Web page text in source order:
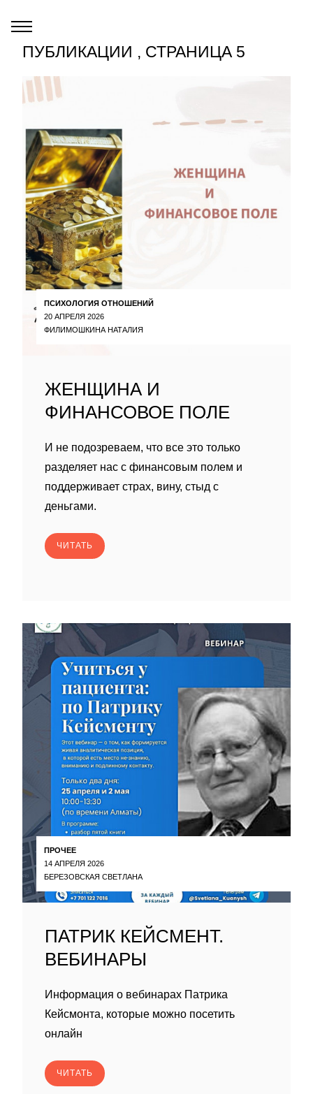
ПУБЛИКАЦИИ , СТРАНИЦА 5
ПСИХОЛОГИЯ ОТНОШЕНИЙ
20 АПРЕЛЯ 2026
ФИЛИМОШКИНА НАТАЛИЯ
ЖЕНЩИНА И
ФИНАНСОВОЕ ПОЛЕ
И не подозреваем, что все это только
разделяет нас с финансовым полем и
поддерживает страх, вину, стыд с
деньгами.
ЧИТАТЬ
ПРОЧЕЕ
14 АПРЕЛЯ 2026
БЕРЕЗОВСКАЯ СВЕТЛАНА
ПАТРИК КЕЙСМЕНТ.
ВЕБИНАРЫ
Информация о вебинарах Патрика
Кейсмонта, которые можно посетить
онлайн
ЧИТАТЬ